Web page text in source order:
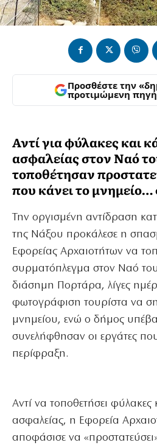
Προσθέστε την
προτιμώμενη
Αντί για φύλακες και
ασφαλείας στον Ναό
τοποθέτησαν
που κάνει το μνημείο…
Την οργισμένη αντίδραση
της Νάξου προκάλεσε η
Εφορείας Αρχαιοτήτων να
συρματόπλεγμα στον Ναό
διάσημη Πορτάρα, λίγες
φωτογράφιση τουρίστα να
μνημείου, ενώ ο δήμος
συνελήφθησαν οι εργάτες
περίφραξη.
Αντί να τοποθετήσει φύλακες
ασφαλείας, η Εφορεία
αποφάσισε να